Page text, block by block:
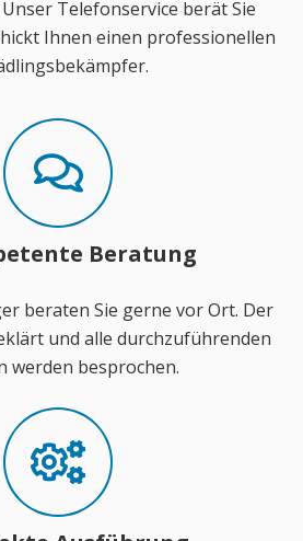
Telefonservice berät Sie
Ihnen einen professionellen
Beratung
beraten Sie gerne vor Ort. Der
und alle durchzuführenden
werden besprochen.